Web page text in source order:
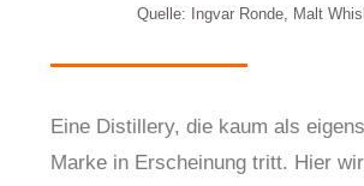
Quelle: Ingvar Ronde, Malt
Eine Distillery, die kaum als
Marke in Erscheinung tritt. Hier